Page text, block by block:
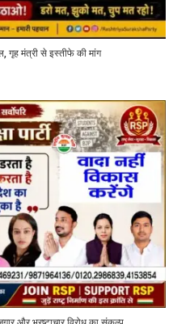
गृह मंत्री से इस्तीफे की मांग